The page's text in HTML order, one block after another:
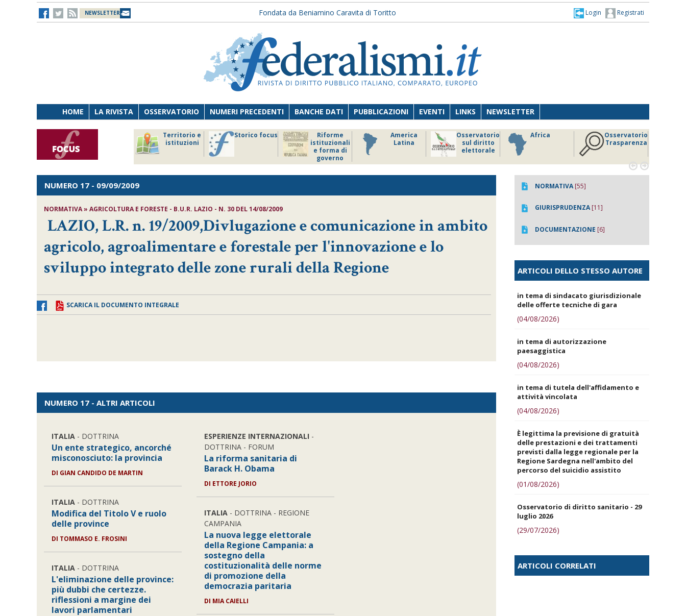
NEWSLETTER Fondata da Beniamino Caravita di Toritto Registrati
Login
HOME LA RIVISTA OSSERVATORIO NUMERI PRECEDENTI BANCHE DATI PUBBLICAZIONI EVENTI LINKS NEWSLETTER
Territorio e
istituzioni
Storico focus
Riforme
istituzionali
e forma di
governo
America
Latina
Osservatorio
sul diritto
elettorale
Africa
Osservatorio
Trasparenza
 
NUMERO 17 - 09/09/2009
NORMATIVA » AGRICOLTURA E FORESTE - B.U.R. LAZIO - N. 30 DEL 14/08/2009
LAZIO, L.R. n. 19/2009,Divlugazione e comunicazione in ambito
agricolo, agroalimentare e forestale per l'innovazione e lo
sviluppo integrato delle zone rurali della Regione
SCARICA IL DOCUMENTO INTEGRALE
NUMERO 17 - ALTRI ARTICOLI
ITALIA - DOTTRINA
Un ente strategico, ancorché
misconosciuto: la provincia
DI GIAN CANDIDO DE MARTIN
ITALIA - DOTTRINA
Modifica del Titolo V e ruolo
delle province
DI TOMMASO E. FROSINI
ITALIA - DOTTRINA
L'eliminazione delle province:
più dubbi che certezze.
riflessioni a margine dei
lavori parlamentari
ESPERIENZE INTERNAZIONALI -
DOTTRINA - FORUM
La riforma sanitaria di
Barack H. Obama
DI ETTORE JORIO
ITALIA - DOTTRINA - REGIONE
CAMPANIA
La nuova legge elettorale
della Regione Campania: a
sostegno della
costituzionalità delle norme
di promozione della
democrazia paritaria
DI MIA CAIELLI
NORMATIVA[55]
GIURISPRUDENZA[11]
DOCUMENTAZIONE [6]
ARTICOLI DELLO STESSO AUTORE
in tema di sindacato giurisdizionale
delle offerte tecniche di gara
(04/08/2026)
in tema di autorizzazione
paesaggistica
(04/08/2026)
in tema di tutela dell'affidamento e
attività vincolata
(04/08/2026)
È legittima la previsione di gratuità
delle prestazioni e dei trattamenti
previsti dalla legge regionale per la
Regione Sardegna nell'ambito del
percorso del suicidio assistito
(01/08/2026)
Osservatorio di diritto sanitario - 29
luglio 2026
(29/07/2026)
ARTICOLI CORRELATI